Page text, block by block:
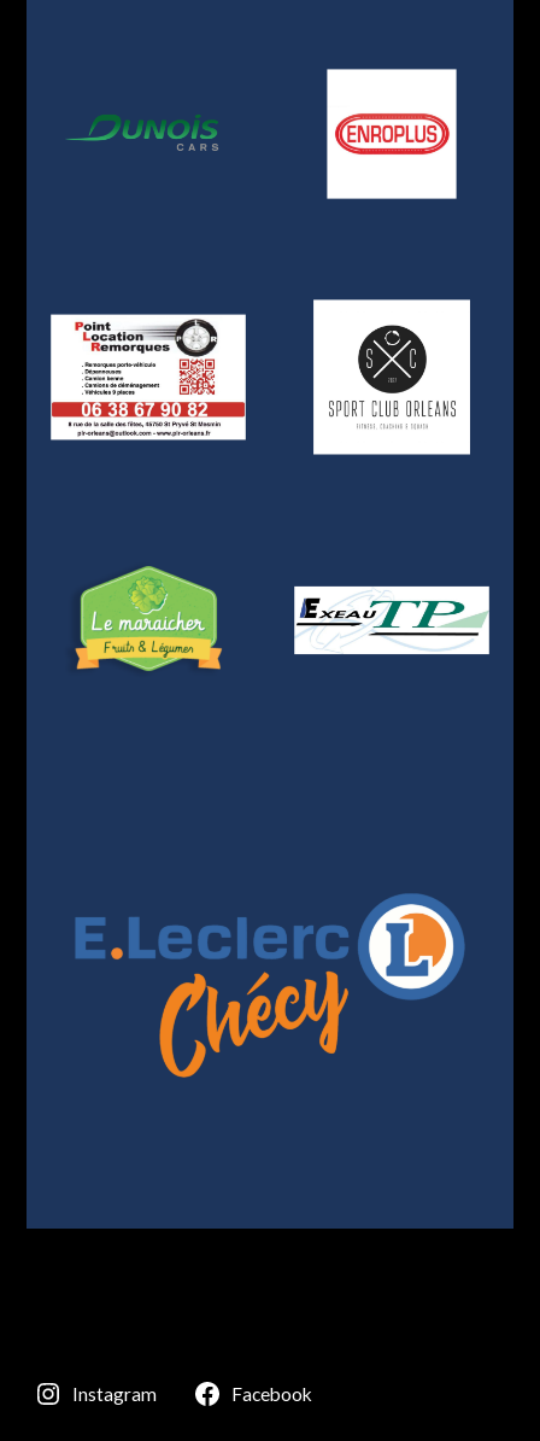
Instagram Facebook